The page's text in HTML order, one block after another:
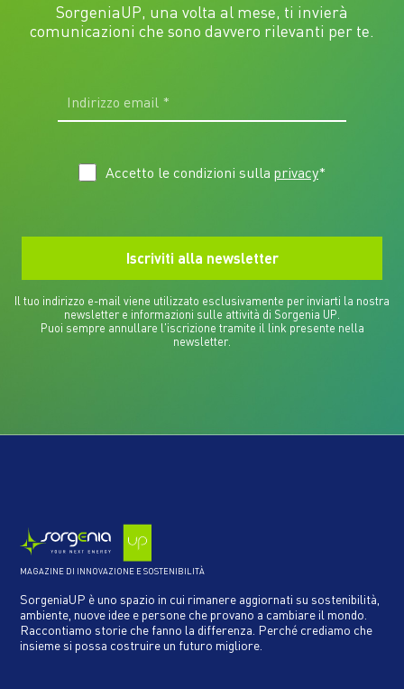
SorgeniaUP, una volta al mese, ti invierà
comunicazioni che sono davvero rilevanti per te.
Accetto le condizioni sulla privacy*
Il tuo indirizzo e-mail viene utilizzato esclusivamente per inviarti la nostra
newsletter e informazioni sulle attività di Sorgenia UP.
Puoi sempre annullare l'iscrizione tramite il link presente nella
newsletter.
MAGAZINE DI INNOVAZIONE E SOSTENIBILITÀ
SorgeniaUP è uno spazio in cui rimanere aggiornati su sostenibilità,
ambiente, nuove idee e persone che provano a cambiare il mondo.
Raccontiamo storie che fanno la differenza. Perché crediamo che
insieme si possa costruire un futuro migliore.